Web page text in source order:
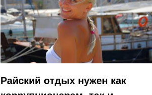
Райский отдых нужен как